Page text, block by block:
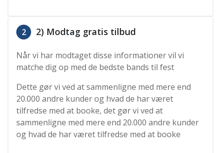
2 2) Modtag gratis tilbud
Når vi har modtaget disse informationer vil vi
matche dig op med de bedste bands til fest
Dette gør vi ved at sammenligne med mere end
20.000 andre kunder og hvad de har været
tilfredse med at booke, det gør vi ved at
sammenligne med mere end 20.000 andre kunder
og hvad de har været tilfredse med at booke